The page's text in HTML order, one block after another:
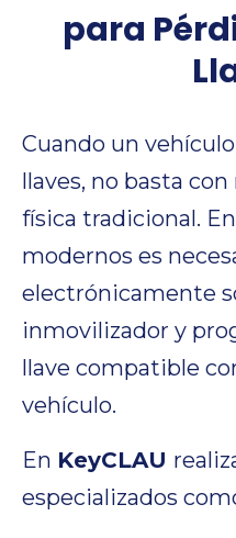
para
Cuando un
llaves, no basta
física tradicional.
modernos es
electrónicamente
inmovilizador y
llave compatible
vehículo.
En KeyCLAU
especializados